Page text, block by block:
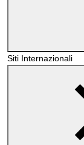
Siti Internazionali